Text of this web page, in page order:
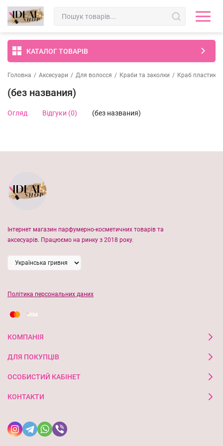
КАТАЛОГ ТОВАРІВ
Головна / Аксесуари / Для волосся / Краби та заколки / Краб пластик
(без названия)
Огляд Відгуки (0) (без названия)
Інтернет магазин парфумерно-косметичних товарів та
аксесуарів. Працюємо на ринку з 2018 року.
Політика персональних даних
КОМПАНІЯ
ДЛЯ ПОКУПЦІВ
ОСОБИСТИЙ КАБІНЕТ
КОНТАКТИ